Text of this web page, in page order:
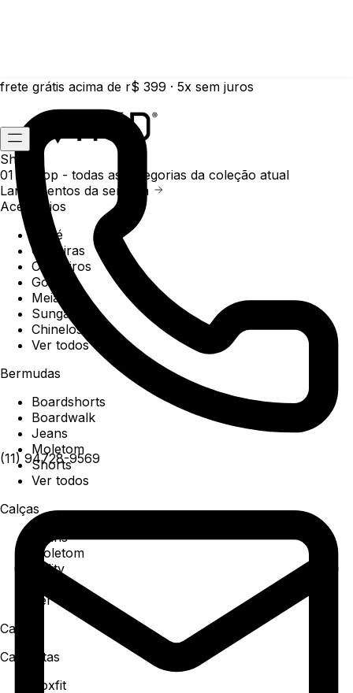
frete grátis acima de r$ 399 · 5x sem juros
(11) 94728-9569
Shop
01 /
Shop - todas as categorias da coleção atual
Lançamentos da semana
Acessórios
Boné
Carteiras
Chaveiros
Gorros
Meias
Sunga
Chinelos
Ver todos
Bermudas
Boardshorts
Boardwalk
Jeans
Moletom
Shorts
Ver todos
Calças
Jeans
Moletom
Utility
Ver todos
Camisa
Camisetas
Boxfit